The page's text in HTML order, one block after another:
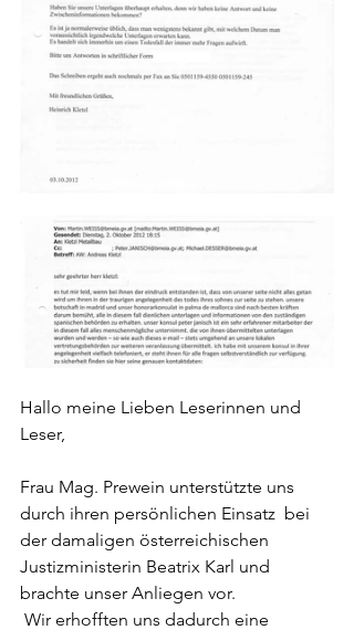
Hallo meine Lieben Leserinnen und
Leser,
Frau Mag. Prewein unterstützte uns
durch ihren persönlichen Einsatz  bei
der damaligen österreichischen
Justizministerin Beatrix Karl und
brachte unser Anliegen vor.